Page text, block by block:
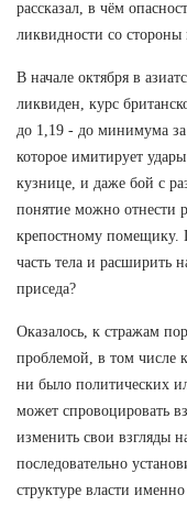
рассказал, в чём
ликвидности со стороны
В начале октября в
ликвиден, курс
до 1,19 - до минимума
которое имитирует
кузнице, и даже бой с
понятие можно отнести
крепостному помещику.
часть тела и расширить
приседа?
Оказалось, к стражам
проблемой, в том числе
ни было политических
может спровоцировать
изменить свои взгляды
последовательно
структуре власти